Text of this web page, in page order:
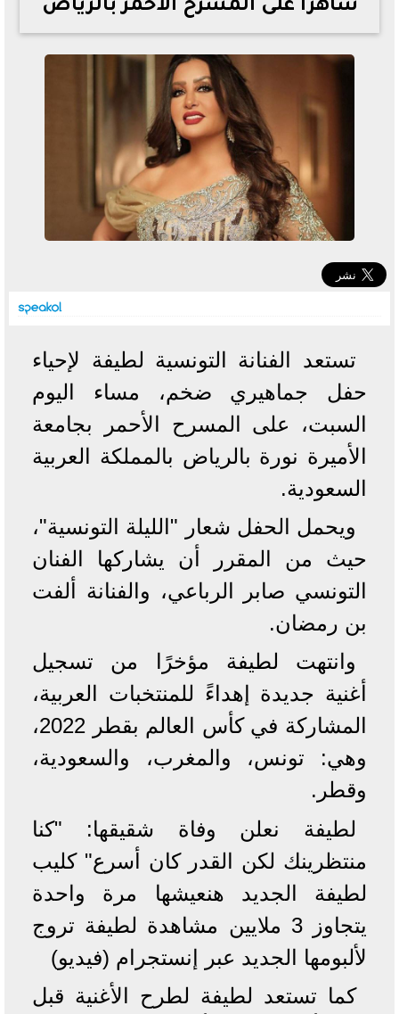
تصرف مثير من ميسي ونجوم الأرجنتين قبل مواجهة مصر
تحسن حالة فضل شاكر الصحية وخروجه من المستشفى |
تفاصيل
أسعار الحديد والأسمنت اليوم الإثنين 6 - 7 - 2026
ساهرا على المسرح الأحمر بالرياض
تستعد الفنانة التونسية لطيفة لإحياء
حفل جماهيري ضخم، مساء اليوم
السبت، على المسرح الأحمر بجامعة
الأميرة نورة بالرياض بالمملكة العربية
السعودية.
ويحمل الحفل شعار "الليلة التونسية"،
حيث من المقرر أن يشاركها الفنان
التونسي صابر الرباعي، والفنانة ألفت
بن رمضان.
وانتهت لطيفة مؤخرًا من تسجيل
أغنية جديدة إهداءً للمنتخبات العربية،
المشاركة في كأس العالم بقطر 2022،
وهي: تونس، والمغرب، والسعودية،
وقطر.
لطيفة نعلن وفاة شقيقها: "كنا
منتظرينك لكن القدر كان أسرع" كليب
لطيفة الجديد هنعيشها مرة واحدة
يتجاوز 3 ملايين مشاهدة لطيفة تروج
لألبومها الجديد عبر إنستجرام (فيديو)
كما تستعد لطيفة لطرح الأغنية قبل